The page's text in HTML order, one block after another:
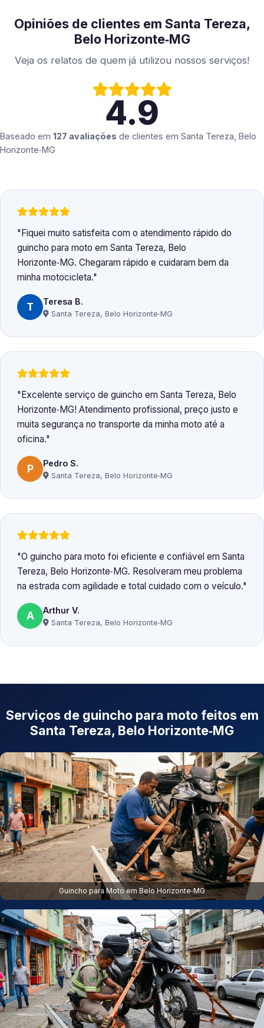
Opiniões de clientes em Santa Tereza,
Belo Horizonte‑MG
Veja os relatos de quem já utilizou nossos serviços!
4.9
Baseado em 127 avaliações de clientes em Santa Tereza, Belo
Horizonte‑MG
Fiquei muito satisfeita com o atendimento rápido do
guincho para moto em Santa Tereza, Belo
Horizonte‑MG. Chegaram rápido e cuidaram bem da
minha motocicleta.
T Teresa B.
Santa Tereza, Belo Horizonte‑MG
Excelente serviço de guincho em Santa Tereza, Belo
Horizonte‑MG! Atendimento profissional, preço justo e
muita segurança no transporte da minha moto até a
oficina.
P Pedro S.
Santa Tereza, Belo Horizonte‑MG
O guincho para moto foi eficiente e confiável em Santa
Tereza, Belo Horizonte‑MG. Resolveram meu problema
na estrada com agilidade e total cuidado com o veículo.
A Arthur V.
Santa Tereza, Belo Horizonte‑MG
Serviços de guincho para moto feitos em
Santa Tereza, Belo Horizonte‑MG
Guincho para Moto em Belo Horizonte‑MG